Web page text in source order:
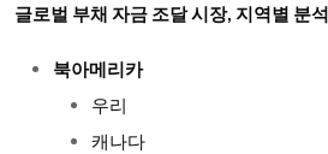
글로벌 부채 자금 조달 시장, 지역별 분석
북아메리카
우리
캐나다